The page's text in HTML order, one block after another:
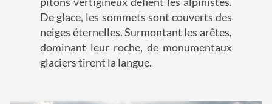
De glace, les sommets sont couverts des
neiges éternelles. Surmontant les arêtes,
dominant leur roche, de monumentaux
glaciers tirent la langue.